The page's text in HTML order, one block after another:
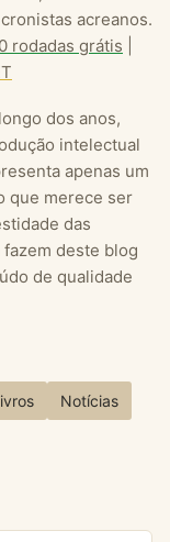
acreanos.
rodadas grátis
dos anos,
intelectual
apenas um
que merece ser
das
deste blog
de qualidade
Notícias